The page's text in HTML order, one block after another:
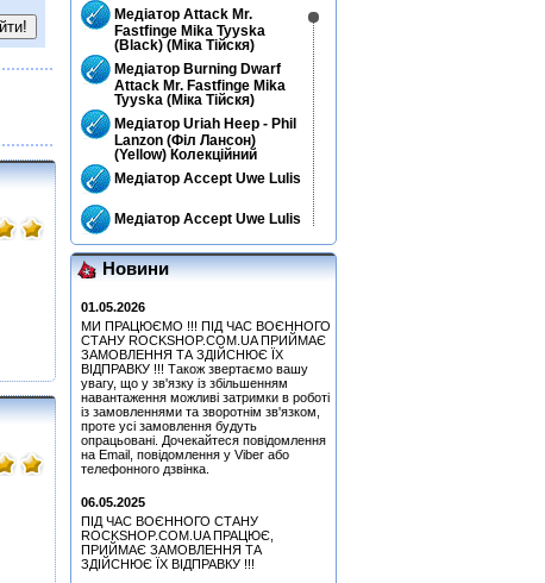
Медіатор Attack Mr.
Fastfinge Mika Tyyska
(Black) (Міка Тійскя)
Медіатор Burning Dwarf
Attack Mr. Fastfinge Mika
Tyyska (Міка Тійскя)
Медіатор Uriah Heep - Phil
Lanzon (Філ Лансон)
(Yellow) Колекційний
Медіатор Accept Uwe Lulis
Медіатор Accept Uwe Lulis
Simon, Paul - Graceland
(25th Anniversary Edition)
Медіатор Uriah Heep - Phil
Lanzon (Філ Лансон) (Red)
Колекційний
Медіатор Jyrki
Медіатор Uriah Heep - Phil
Lanzon (Філ Лансон)
(Yellow) Колекційний
Медіатор Uriah Heep - Phil
Lanzon (Філ Лансон) (Blue)
Медіатор Attack Mr.
Fastfinge Mika Tyyska
(Black) (Міка Тійскя)
Медіатор Attack Mr.
Новини
01.05.2026
МИ ПРАЦЮЄМО !!! ПІД ЧАС ВОЄННОГО
СТАНУ ROCKSHOP.COM.UA ПРИЙМАЄ
ЗАМОВЛЕННЯ ТА ЗДІЙСНЮЄ ЇХ
ВІДПРАВКУ !!! Також звертаємо вашу
увагу, що у зв'язку із збільшенням
навантаження можливі затримки в роботі
із замовленнями та зворотнім зв'язком,
проте усі замовлення будуть
опрацьовані. Дочекайтеся повідомлення
на Email, повідомлення у Viber або
телефонного дзвінка.
06.05.2025
ПІД ЧАС ВОЄННОГО СТАНУ
ROCKSHOP.COM.UA ПРАЦЮЄ,
ПРИЙМАЄ ЗАМОВЛЕННЯ ТА
ЗДІЙСНЮЄ ЇХ ВІДПРАВКУ !!!